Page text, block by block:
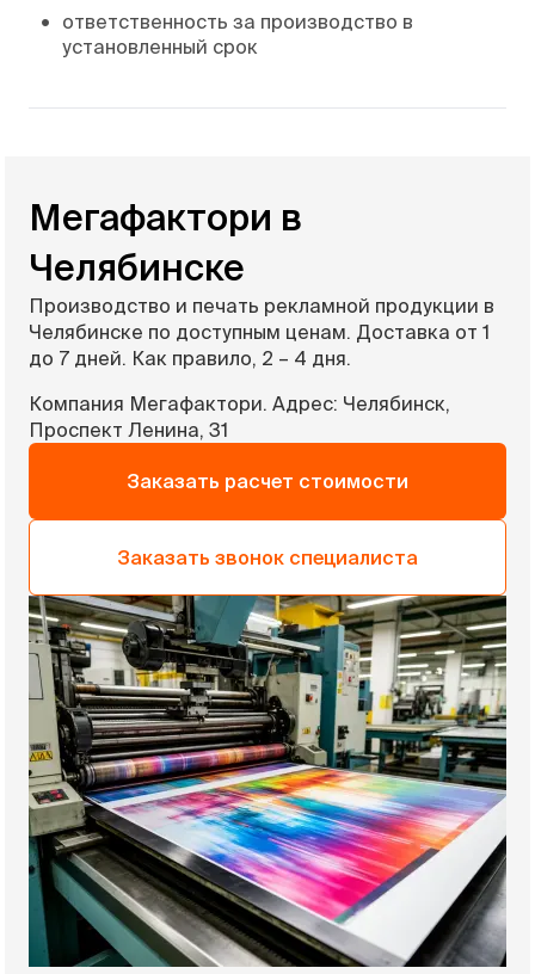
•
ответственность за производство в
установленный срок
Мегафактори в
Челябинске
Производство и печать рекламной продукции в
Челябинске по доступным ценам. Доставка от 1
до 7 дней. Как правило, 2 – 4 дня.
Компания Мегафактори. Адрес: Челябинск,
Проспект Ленина, 31
Заказать расчет стоимости
Заказать звонок специалиста